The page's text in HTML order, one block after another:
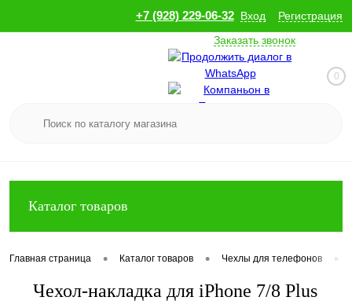
+7 (928) 229-06-32 Вход
Регистрация
Заказать звонок
0
Каталог товаров
Главная страница • Каталог товаров • Чехлы для телефонов •
Чехол-накладка для iPhone 7/8 Plus